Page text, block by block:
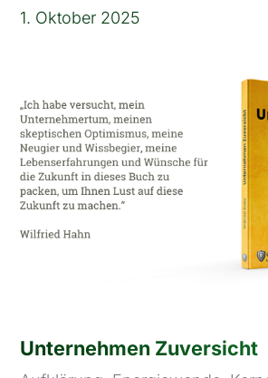
1. Oktober 2025
Unternehmen Zuversicht